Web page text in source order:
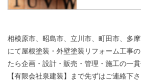
相模原市、昭島市、立川市、町田市、多
にて屋根塗装・外壁塗装リフォーム工事
たら企画・設計・販売・管理・施工の一
【有限会社泉建装】まで先ずはご連絡下